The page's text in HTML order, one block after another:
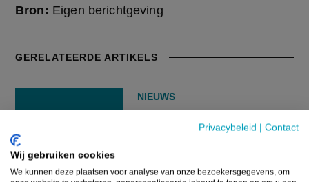
Privacybeleid | Contact
Wij gebruiken cookies
We kunnen deze plaatsen voor analyse van onze bezoekersgegevens, om
Bron: Eigen berichtgeving
GERELATEERDE ARTIKELS
NIEUWS
aangetoond op Vlaams